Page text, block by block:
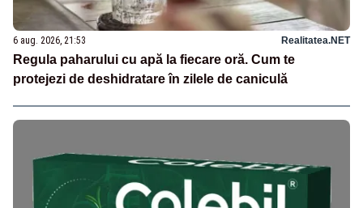
6 aug. 2026, 21:53 Realitatea.NET
Regula paharului cu apă la fiecare oră. Cum te
protejezi de deshidratare în zilele de caniculă